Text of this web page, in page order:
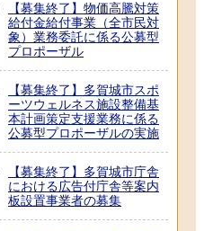
【募集終了】物価高騰対策
給付金給付事業（全市民対
象）業務委託に係る公募型
プロポーザル
【募集終了】多賀城市スポ
ーツウェルネス施設整備基
本計画策定支援業務に係る
公募型プロポーザルの実施
【募集終了】多賀城市庁舎
における広告付庁舎等案内
板設置事業者の募集